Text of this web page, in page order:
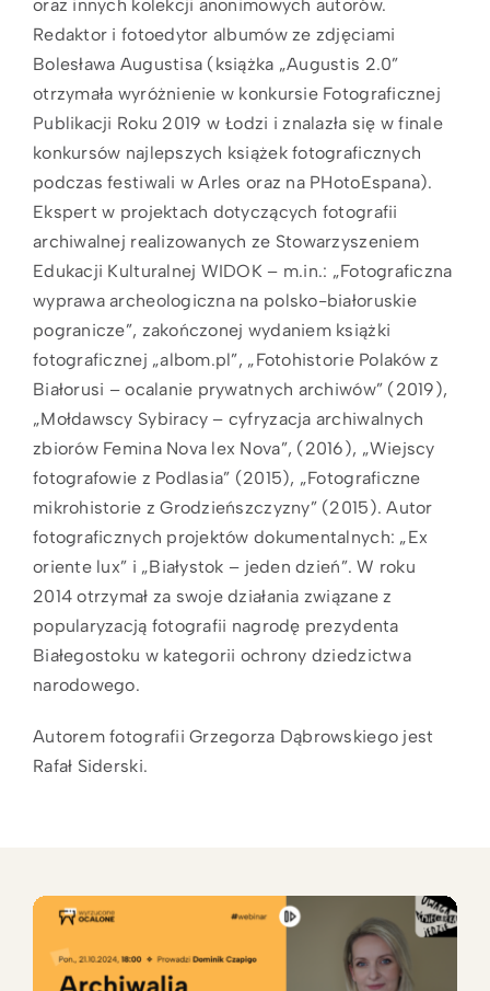
oraz innych kolekcji anonimowych autorów.
Redaktor i fotoedytor albumów ze zdjęciami
Bolesława Augustisa (książka „Augustis 2.0”
otrzymała wyróżnienie w konkursie Fotograficznej
Publikacji Roku 2019 w Łodzi i znalazła się w finale
konkursów najlepszych książek fotograficznych
podczas festiwali w Arles oraz na PHotoEspana).
Ekspert w projektach dotyczących fotografii
archiwalnej realizowanych ze Stowarzyszeniem
Edukacji Kulturalnej WIDOK – m.in.: „Fotograficzna
wyprawa archeologiczna na polsko-białoruskie
pogranicze”, zakończonej wydaniem książki
fotograficznej „albom.pl”, „Fotohistorie Polaków z
Białorusi – ocalanie prywatnych archiwów” (2019),
„Mołdawscy Sybiracy – cyfryzacja archiwalnych
zbiorów Femina Nova lex Nova”, (2016), „Wiejscy
fotografowie z Podlasia” (2015), „Fotograficzne
mikrohistorie z Grodzieńszczyzny” (2015). Autor
fotograficznych projektów dokumentalnych: „Ex
oriente lux” i „Białystok – jeden dzień”. W roku
2014 otrzymał za swoje działania związane z
popularyzacją fotografii nagrodę prezydenta
Białegostoku w kategorii ochrony dziedzictwa
narodowego.
Autorem fotografii Grzegorza Dąbrowskiego jest
Rafał Siderski.